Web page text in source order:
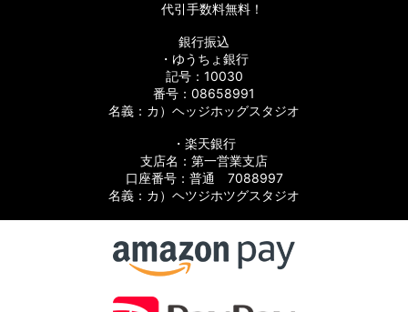
代引手数料無料！
銀行振込
・ゆうちょ銀行
記号：10030
番号：08658991
名義：カ）ヘッジホッグスタジオ
・楽天銀行
支店名：第一営業支店
口座番号：普通 7088997
名義：カ）ヘツジホツグスタジオ